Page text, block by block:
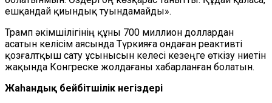
ешқандай қиындық туындамайды».
Трамп әкімшілігінің құны 700 миллион доллардан
асатын келісім аясында Түркияға ондаған реактивті
қозғалтқыш сату ұсынысын келесі кезеңге өткізу ниетін
жақында Конгреске жолдағаны хабарланған болатын.
Жаһандық бейбітшілік негіздері